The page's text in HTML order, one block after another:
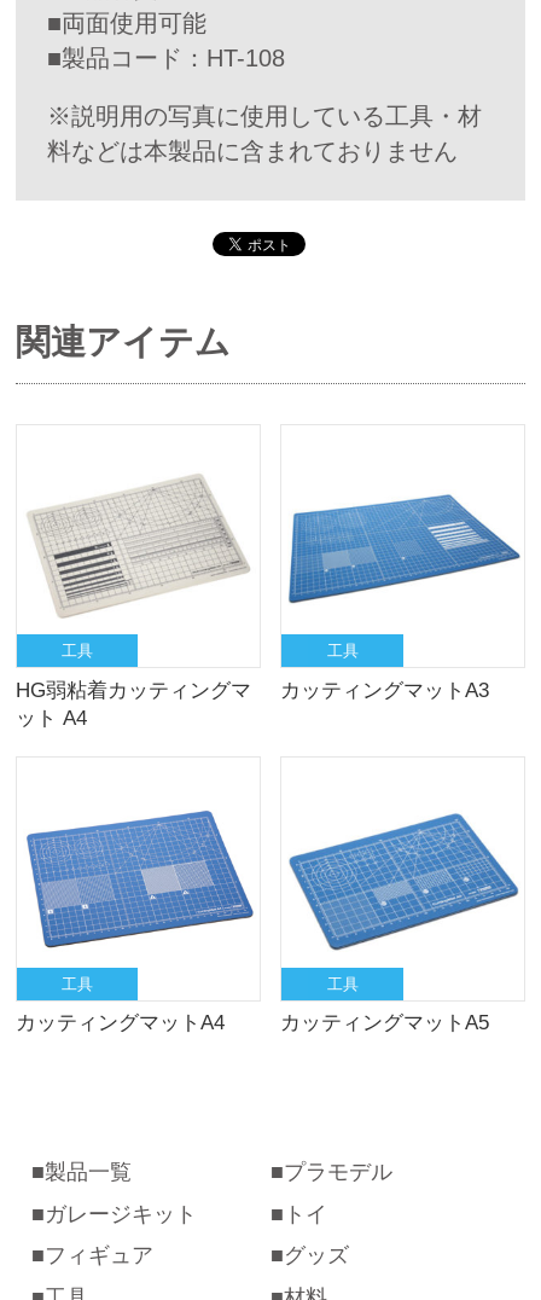
■両面使用可能
■製品コード：HT-108
※説明用の写真に使用している工具・材
料などは本製品に含まれておりません
関連アイテム
工具
HG弱粘着カッティングマ
ット A4
工具
カッティングマットA3
工具
カッティングマットA4
工具
カッティングマットA5
製品一覧
プラモデル
ガレージキット
トイ
フィギュア
グッズ